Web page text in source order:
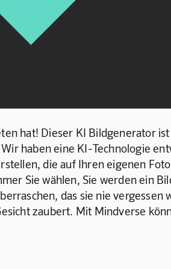
hat! Dieser KI Bildgenerator
haben eine KI-Technologie
die auf Ihren eigenen
Sie wählen, Sie werden ein
das sie nie vergessen
zaubert. Mit Mindverse